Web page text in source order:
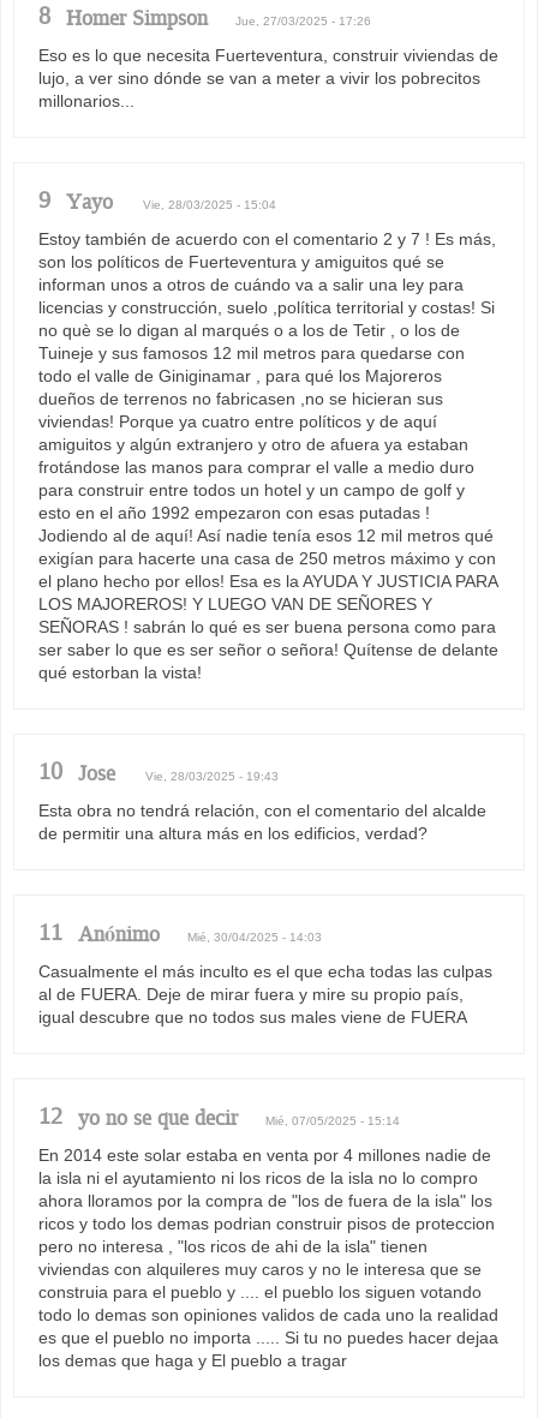
8 Homer Simpson Jue, 27/03/2025 - 17:26
Eso es lo que necesita Fuerteventura, construir viviendas de
lujo, a ver sino dónde se van a meter a vivir los pobrecitos
millonarios...
9 Yayo Vie, 28/03/2025 - 15:04
Estoy también de acuerdo con el comentario 2 y 7 ! Es más,
son los políticos de Fuerteventura y amiguitos qué se
informan unos a otros de cuándo va a salir una ley para
licencias y construcción, suelo ,política territorial y costas! Si
no què se lo digan al marqués o a los de Tetir , o los de
Tuineje y sus famosos 12 mil metros para quedarse con
todo el valle de Giniginamar , para qué los Majoreros
dueños de terrenos no fabricasen ,no se hicieran sus
viviendas! Porque ya cuatro entre políticos y de aquí
amiguitos y algún extranjero y otro de afuera ya estaban
frotándose las manos para comprar el valle a medio duro
para construir entre todos un hotel y un campo de golf y
esto en el año 1992 empezaron con esas putadas !
Jodiendo al de aquí! Así nadie tenía esos 12 mil metros qué
exigían para hacerte una casa de 250 metros máximo y con
el plano hecho por ellos! Esa es la AYUDA Y JUSTICIA PARA
LOS MAJOREROS! Y LUEGO VAN DE SEÑORES Y
SEÑORAS ! sabrán lo qué es ser buena persona como para
ser saber lo que es ser señor o señora! Quítense de delante
qué estorban la vista!
10 Jose Vie, 28/03/2025 - 19:43
Esta obra no tendrá relación, con el comentario del alcalde
de permitir una altura más en los edificios, verdad?
11 Anónimo Mié, 30/04/2025 - 14:03
Casualmente el más inculto es el que echa todas las culpas
al de FUERA. Deje de mirar fuera y mire su propio país,
igual descubre que no todos sus males viene de FUERA
12 yo no se que decir Mié, 07/05/2025 - 15:14
En 2014 este solar estaba en venta por 4 millones nadie de
la isla ni el ayutamiento ni los ricos de la isla no lo compro
ahora lloramos por la compra de "los de fuera de la isla" los
ricos y todo los demas podrian construir pisos de proteccion
pero no interesa , "los ricos de ahi de la isla" tienen
viviendas con alquileres muy caros y no le interesa que se
construia para el pueblo y .... el pueblo los siguen votando
todo lo demas son opiniones validos de cada uno la realidad
es que el pueblo no importa ..... Si tu no puedes hacer dejaa
los demas que haga y El pueblo a tragar